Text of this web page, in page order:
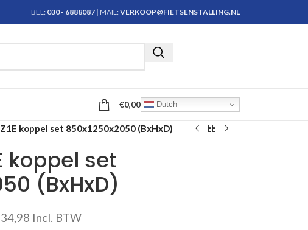
BEL: 030 - 6888087 | MAIL:VERKOOP@FIETSENSTALLING.NL
Krijg persoonlijk advies
€0,00 Dutch
koppel set 850x1250x2050 (BxHxD)
koppel set
(BxHxD)
Incl. BTW